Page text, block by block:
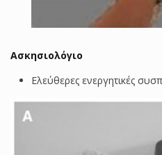
Ασκησιολόγιο
Ελεύθερες ενεργητικές